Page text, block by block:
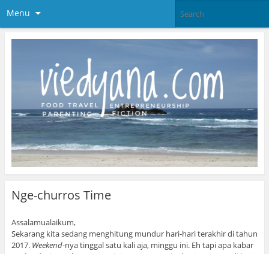
Menu
Nge-churros Time
Assalamualaikum,
Sekarang kita sedang menghitung mundur hari-hari terakhir di tahun
2017.Weekend-nya tinggal satu kali aja, minggu ini. Eh tapi apa kabar